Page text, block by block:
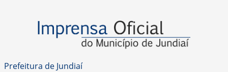
Prefeitura de Jundiaí